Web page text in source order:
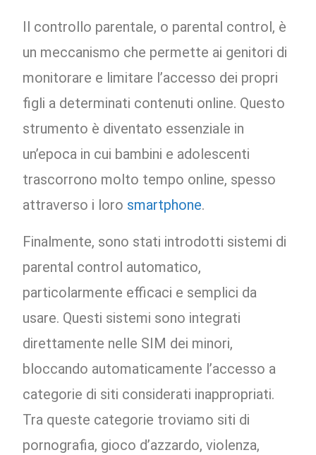
Il controllo parentale, o parental control, è
un meccanismo che permette ai genitori di
monitorare e limitare l’accesso dei propri
figli a determinati contenuti online. Questo
strumento è diventato essenziale in
un’epoca in cui bambini e adolescenti
trascorrono molto tempo online, spesso
attraverso i loro smartphone.
Finalmente, sono stati introdotti sistemi di
parental control automatico,
particolarmente efficaci e semplici da
usare. Questi sistemi sono integrati
direttamente nelle SIM dei minori,
bloccando automaticamente l’accesso a
categorie di siti considerati inappropriati.
Tra queste categorie troviamo siti di
pornografia, gioco d’azzardo, violenza,